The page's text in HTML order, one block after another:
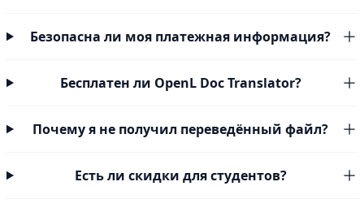
Безопасна ли моя платежная информация?
Бесплатен ли OpenL Doc Translator?
Почему я не получил переведённый файл?
Есть ли скидки для студентов?